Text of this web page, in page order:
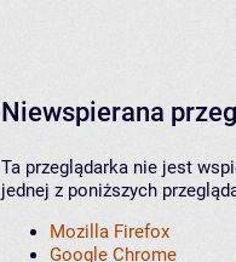
Niewspierana
Ta przeglądarka nie jest
jednej z poniższych
Mozilla Firefox
Google Chrome